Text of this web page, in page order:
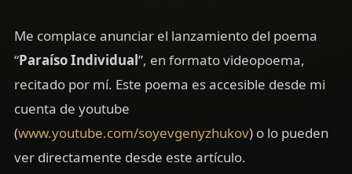
Me complace anunciar el lanzamiento del poema
“Paraíso Individual”, en formato videopoema,
recitado por mí. Este poema es accesible desde mi
cuenta de youtube
(www.youtube.com/soyevgenyzhukov) o lo pueden
ver directamente desde este artículo.